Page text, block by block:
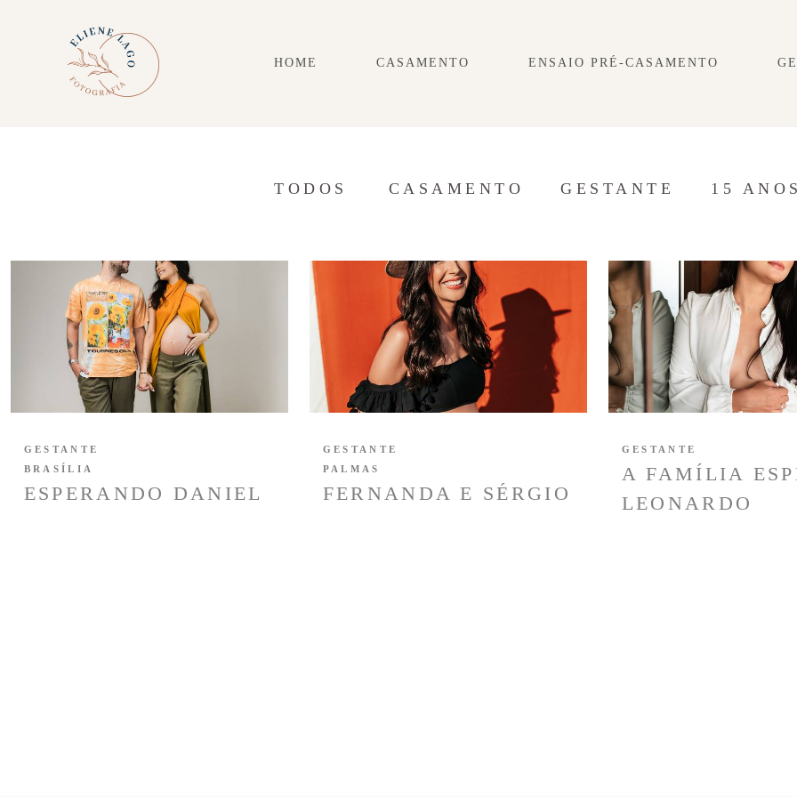
HOME CASAMENTO ENSAIO PRÉ-CASAMENTO
TODOS CASAMENTO GESTANTE 15
ESPERANDO DANIEL
GESTANTE
BRASÍLIA
FERNANDA E SÉRGIO
GESTANTE
PALMAS
A FAMÍLIA
LEONARDO
GESTANTE